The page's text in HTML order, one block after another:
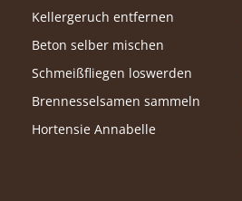
Kellergeruch entfernen
Beton selber mischen
Schmeißfliegen loswerden
Brennesselsamen sammeln
Hortensie Annabelle